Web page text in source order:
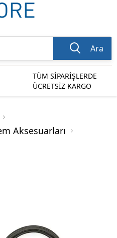
Ara
TÜM SİPARİŞLERDE
ÜCRETSİZ KARGO
Aksesuarları